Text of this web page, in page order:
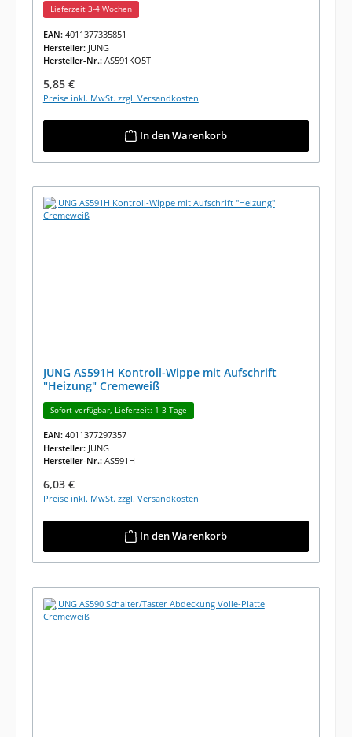
Lieferzeit 3-4 Wochen
EAN: 4011377335851
Hersteller: JUNG
Hersteller-Nr.: AS591KO5T
Regulärer Preis:
5,85 €
Preise inkl. MwSt. zzgl. Versandkosten
In den Warenkorb
JUNG AS591H Kontroll-Wippe mit Aufschrift
"Heizung" Cremeweiß
Sofort verfügbar, Lieferzeit: 1-3 Tage
EAN: 4011377297357
Hersteller: JUNG
Hersteller-Nr.: AS591H
Regulärer Preis:
6,03 €
Preise inkl. MwSt. zzgl. Versandkosten
In den Warenkorb